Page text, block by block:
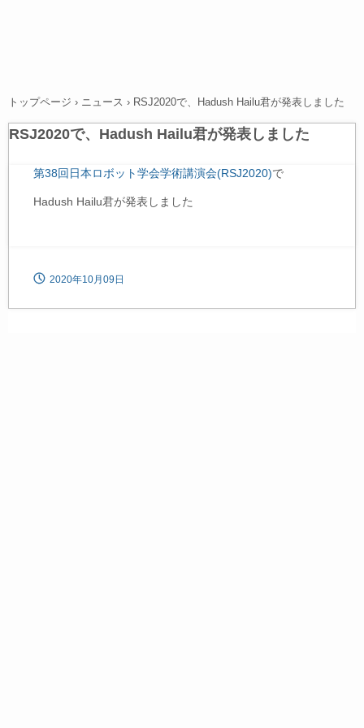
トップページ › ニュース › RSJ2020で、Hadush Hailu君が発表しました
RSJ2020で、Hadush Hailu君が発表しました
第38回日本ロボット学会学術講演会(RSJ2020)で
Hadush Hailu君が発表しました
2020年10月09日